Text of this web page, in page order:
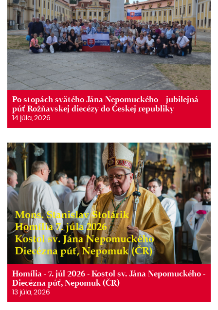
Po stopách svätého Jána Nepomuckého – jubilejná
púť Rožňavskej diecézy do Českej republiky
14 júla, 2026
Homília - 7. júl 2026 - Kostol sv. Jána Nepomuckého -
Diecézna púť, Nepomuk (ČR)
13 júla, 2026